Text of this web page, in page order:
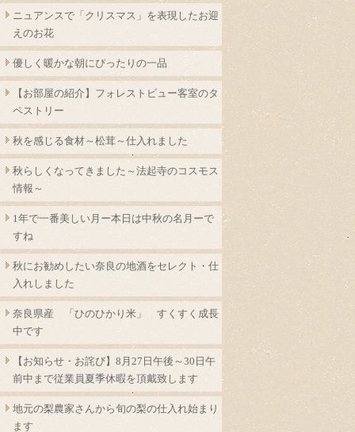
ニュアンスで「クリスマス」を表現したお迎
えのお花
優しく暖かな朝にぴったりの一品
【お部屋の紹介】フォレストビュー客室のタ
ペストリー
秋を感じる食材～松茸～仕入れました
秋らしくなってきました～法起寺のコスモス
情報～
1年で一番美しい月ー本日は中秋の名月ーで
すね
秋にお勧めしたい奈良の地酒をセレクト・仕
入れしました
奈良県産 「ひのひかり米」 すくすく成長
中です
【お知らせ・お詫び】8月27日午後～30日午
前中まで従業員夏季休暇を頂戴致します
地元の梨農家さんから旬の梨の仕入れ始まり
ます